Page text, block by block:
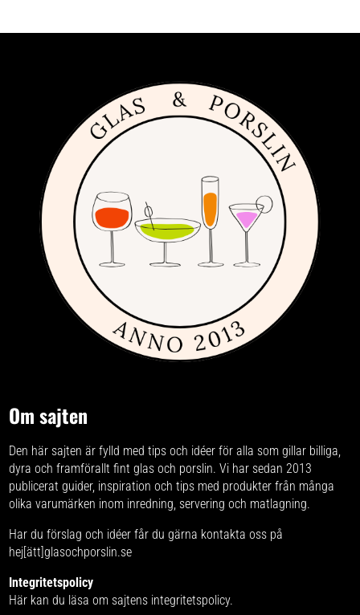
Om sajten
Den här sajten är fylld med tips och idéer för alla som gillar billiga,
dyra och framförallt fint glas och porslin. Vi har sedan 2013
publicerat guider, inspiration och tips med produkter från många
olika varumärken inom inredning, servering och matlagning.
Har du förslag och idéer får du gärna kontakta oss på
hej[ätt]glasochporslin.se
Integritetspolicy
Här kan du läsa om sajtens integritetspolicy.